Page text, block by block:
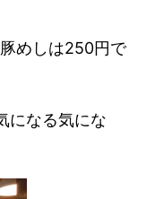
めしは250円で
になる気にな